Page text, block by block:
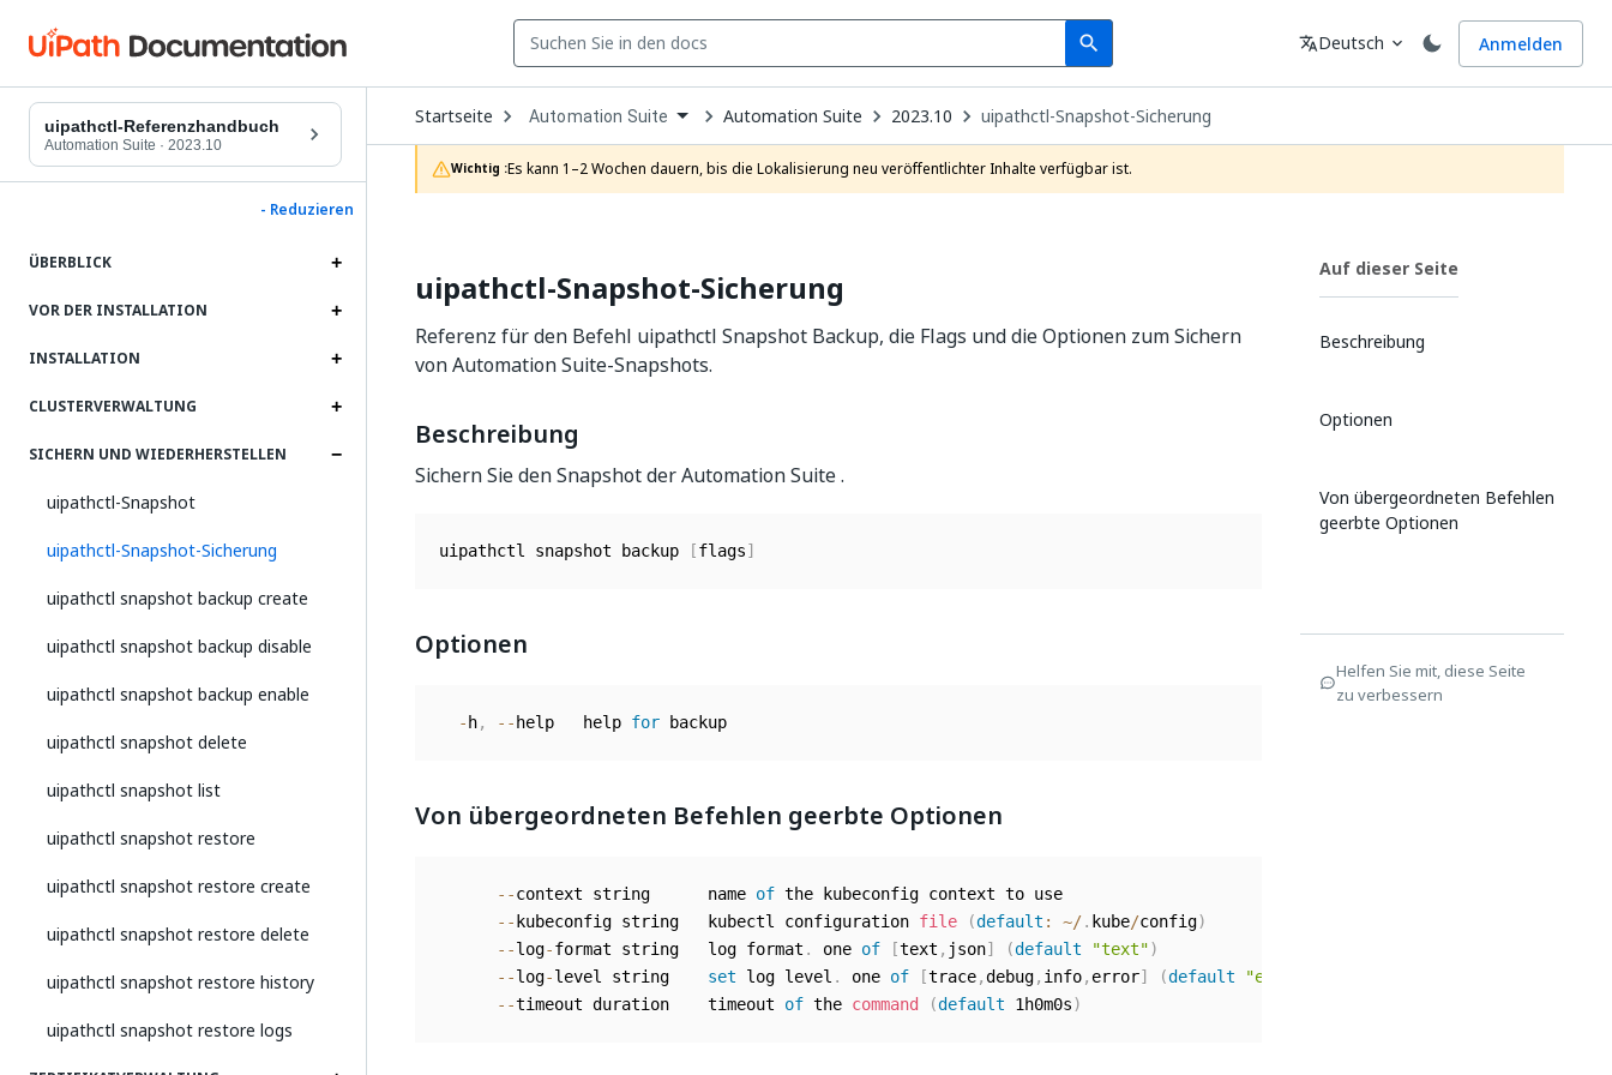
search
Search Sprache
translateDeutsch expand_more Anmelden
uipathctl-Referenzhandbuch
Automation Suite · 2023.10
- Reduzieren
ÜBERBLICK
VOR DER INSTALLATION
INSTALLATION
CLUSTERVERWALTUNG
SICHERN UND WIEDERHERSTELLEN
uipathctl-Snapshot
uipathctl-Snapshot-Sicherung
uipathctl snapshot backup create
uipathctl snapshot backup disable
uipathctl snapshot backup enable
uipathctl snapshot delete
uipathctl snapshot list
uipathctl snapshot restore
uipathctl snapshot restore create
uipathctl snapshot restore delete
uipathctl snapshot restore history
uipathctl snapshot restore logs
Startseite Open
Dropdown
to
choose
product
Automation Suite Automation Suite 2023.10 uipathctl-Snapshot-Sicherung
Wichtig :Es kann 1–2 Wochen dauern, bis die Lokalisierung neu veröffentlichter Inhalte verfügbar ist.
uipathctl-Snapshot-Sicherung
Referenz für den Befehl uipathctl Snapshot Backup, die Flags und die Optionen zum Sichern
von Automation Suite-Snapshots.
Beschreibung
Sichern Sie den Snapshot der Automation Suite .
uipathctl snapshot backup [flags]
Optionen
- h, -- help   help for
Von übergeordneten Befehlen geerbte Optionen
--context string      name of the kubeconfig context to use
-- kubeconfig string   kubectl configuration file (default : ~/. kube/config)
--log-format string   log format . one of [text , json] (default "text")
--log-level string set log level . one of [trace,debug, info, error] (default "error"
--timeout duration    timeout of the command (default 1h0m0s)
Auf dieser Seite
Beschreibung
Optionen
Von übergeordneten Befehlen
geerbte Optionen
Helfen Sie mit, diese Seite
zu verbessern